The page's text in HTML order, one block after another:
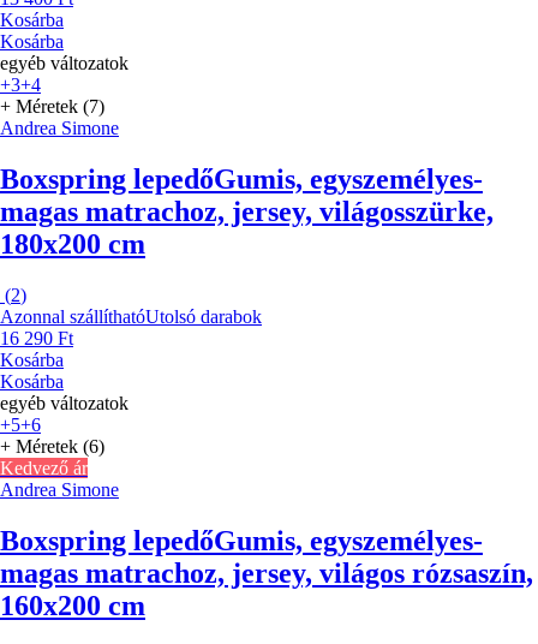
Kosárba
Kosárba
egyéb változatok
+3+4
+ Méretek (7)
Andrea Simone
Boxspring lepedőGumis, egyszemélyes-
magas matrachoz, jersey, világosszürke,
180x200 cm
(2)
Azonnal szállíthatóUtolsó darabok
16 290 Ft
Kosárba
Kosárba
egyéb változatok
+5+6
+ Méretek (6)
Kedvező ár
Andrea Simone
Boxspring lepedőGumis, egyszemélyes-
magas matrachoz, jersey, világos rózsaszín,
160x200 cm